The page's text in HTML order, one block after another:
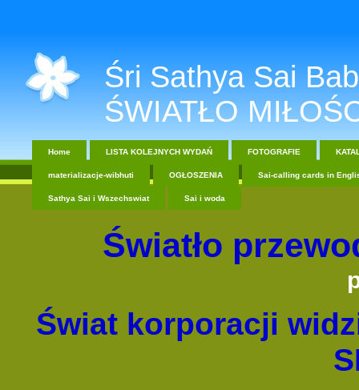
Śri Sathya Sai
ŚWIATŁO
Home LISTA KOLEJNYCH WYDAŃ FOTOGRAFIE
materializacje-wibhuti OGŁOSZENIA Sai-calling cards in
Sathya Sai i Wszechswiat Sai i woda
Światło
Świat korporacji